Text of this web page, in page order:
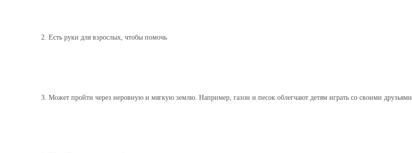
2. Есть руки для взрослых, чтобы помочь
3. Может пройти через неровную и мягкую землю. Например, газон и песок облегчают детям играть со своими друзьями